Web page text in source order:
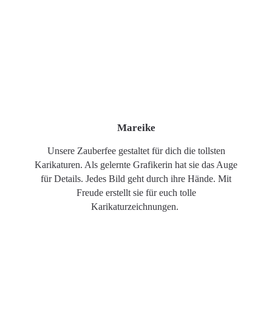
Mareike
Unsere Zauberfee gestaltet für dich die tollsten
Karikaturen. Als gelernte Grafikerin hat sie das Auge
für Details. Jedes Bild geht durch ihre Hände. Mit
Freude erstellt sie für euch tolle
Karikaturzeichnungen.